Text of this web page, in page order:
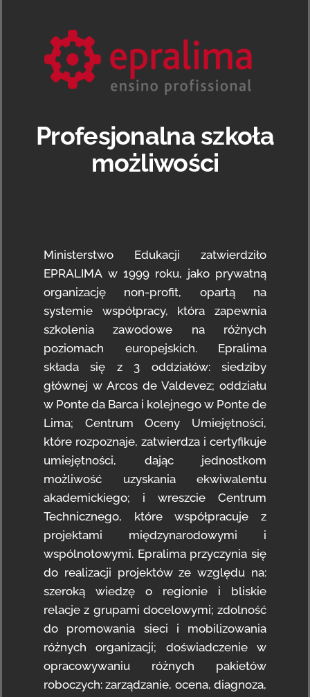
Profesjonalna szkoła
możliwości
Ministerstwo Edukacji zatwierdziło
EPRALIMA w 1999 roku, jako prywatną
organizację non-profit, opartą na
systemie współpracy, która zapewnia
szkolenia zawodowe na różnych
poziomach europejskich. Epralima
składa się z 3 oddziałów: siedziby
głównej w Arcos de Valdevez; oddziału
w Ponte da Barca i kolejnego w Ponte de
Lima; Centrum Oceny Umiejętności,
które rozpoznaje, zatwierdza i certyfikuje
umiejętności, dając jednostkom
możliwość uzyskania ekwiwalentu
akademickiego; i wreszcie Centrum
Technicznego, które współpracuje z
projektami międzynarodowymi i
wspólnotowymi. Epralima przyczynia się
do realizacji projektów ze względu na:
szeroką wiedzę o regionie i bliskie
relacje z grupami docelowymi; zdolność
do promowania sieci i mobilizowania
różnych organizacji; doświadczenie w
opracowywaniu różnych pakietów
roboczych: zarządzanie, ocena, diagnoza,